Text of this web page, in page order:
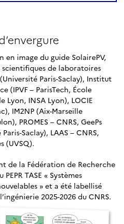
image du guide SolairePV,
de laboratoires
Paris-Saclay), Institut
(IPVF – ParisTech, École
Lyon, INSA Lyon), LOCIE
IM2NP (Aix-Marseille
PROMES – CNRS, GeePs
Saclay), LAAS – CNRS,
(UVSQ).
de la Fédération de Recherche
TASE « Systèmes
» et a été labellisé
2025-2026 du CNRS.